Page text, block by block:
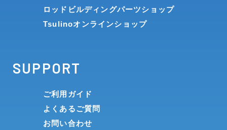
ロッドビルディングパーツショップ
Tsulinoオンラインショップ
SUPPORT
ご利用ガイド
よくあるご質問
お問い合わせ